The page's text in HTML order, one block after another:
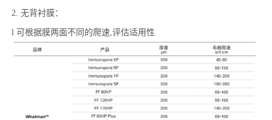
2. 无背衬膜：
l 可根据膜两面不同的爬速,评估适用性